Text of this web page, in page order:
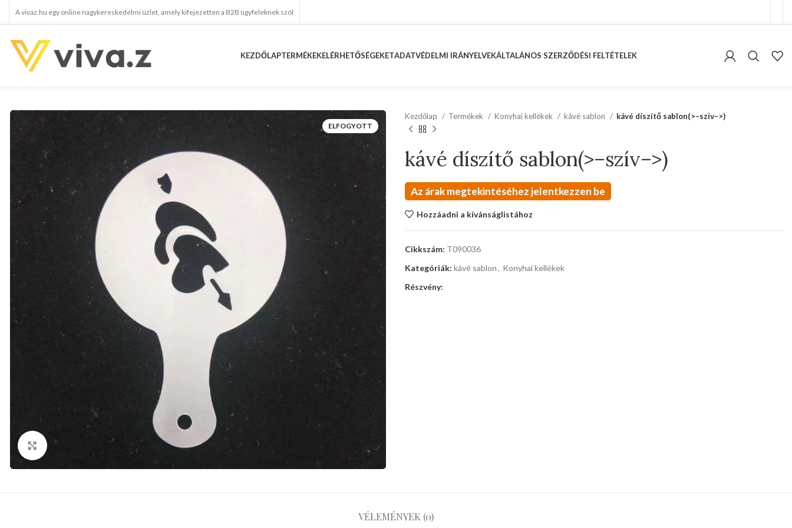
A vivaz.hu egy online nagykereskedelmi üzlet, amely kifejezetten a B2B ügyfeleknek szól
KEZDŐLAPTERMÉKEKELÉRHETŐSÉGEKETADATVÉDELMI IRÁNYELVEKÁLTALÁNOS SZERZŐDÉSI FELTÉTELEK
ELFOGYOTT
kattints a kinagyításhoz
Kezdőlap Termékek Konyhai kellékek kávé sablon kávé díszítő sablon(>–szív–>)
kávé díszítő sablon(>–szív–>)
Az árak megtekintéséhez jelentkezzen be
Hozzáadni a kívánságlistához
Cikkszám: T090036
Kategóriák: kávé sablon, Konyhai kellékek
Részvény:
VÉLEMÉNYEK (0)